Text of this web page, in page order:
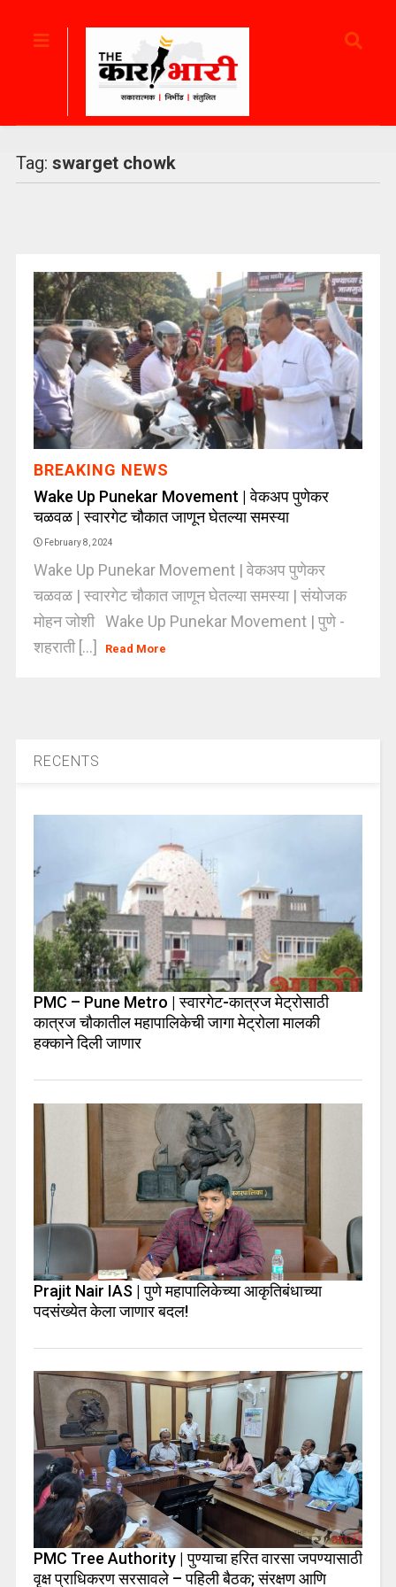
Tag: swarget chowk
BREAKING NEWS
Wake Up Punekar Movement | वेकअप पुणेकर
चळवळ | स्वारगेट चौकात जाणून घेतल्या समस्या
February 8, 2024
Wake Up Punekar Movement | वेकअप पुणेकर
चळवळ | स्वारगेट चौकात जाणून घेतल्या समस्या | संयोजक
मोहन जोशी Wake Up Punekar Movement | पुणे -
शहराती [...]
Read More
RECENTS
PMC – Pune Metro | स्वारगेट-कात्रज मेट्रोसाठी
कात्रज चौकातील महापालिकेची जागा मेट्रोला मालकी
हक्काने दिली जाणार
Prajit Nair IAS | पुणे महापालिकेच्या आकृतिबंधाच्या
पदसंख्येत केला जाणार बदल!
PMC Tree Authority | पुण्याचा हरित वारसा जपण्यासाठी
वृक्ष प्राधिकरण सरसावले – पहिली बैठक; संरक्षण आणि